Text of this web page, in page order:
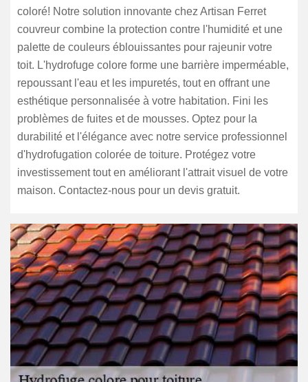
coloré! Notre solution innovante chez Artisan Ferret
couvreur combine la protection contre l'humidité et une
palette de couleurs éblouissantes pour rajeunir votre
toit. L'hydrofuge colore forme une barrière imperméable,
repoussant l'eau et les impuretés, tout en offrant une
esthétique personnalisée à votre habitation. Fini les
problèmes de fuites et de mousses. Optez pour la
durabilité et l'élégance avec notre service professionnel
d'hydrofugation colorée de toiture. Protégez votre
investissement tout en améliorant l'attrait visuel de votre
maison. Contactez-nous pour un devis gratuit.